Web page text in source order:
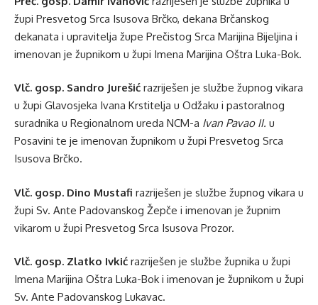
župi Presvetog Srca Isusova Brčko, dekana Brčanskog
dekanata i upravitelja župe Prečistog Srca Marijina Bijeljina i
imenovan je župnikom u župi Imena Marijina Oštra Luka-Bok.
Vlč. gosp. Sandro Jurešić razriješen je službe župnog vikara
u župi Glavosjeka Ivana Krstitelja u Odžaku i pastoralnog
suradnika u Regionalnom ureda NCM-a Ivan Pavao II. u
Posavini te je imenovan župnikom u župi Presvetog Srca
Isusova Brčko.
Vlč. gosp. Dino Mustafi razriješen je službe župnog vikara u
župi Sv. Ante Padovanskog Žepče i imenovan je župnim
vikarom u župi Presvetog Srca Isusova Prozor.
Vlč. gosp. Zlatko Ivkić razriješen je službe župnika u župi
Imena Marijina Oštra Luka-Bok i imenovan je župnikom u župi
Sv. Ante Padovanskog Lukavac.